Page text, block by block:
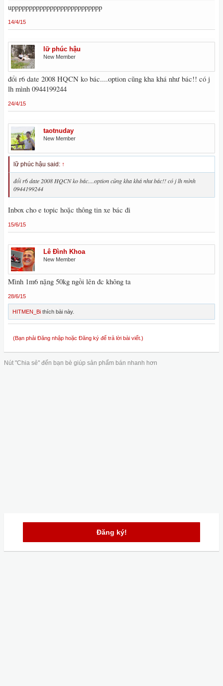
upppppppppppppppppppppppppp
14/4/15
lữ phúc hậu
New Member
đổi r6 date 2008 HQCN ko bác....option cũng kha khá như bác!! có j
lh mình 0944199244
24/4/15
taotnuday
New Member
lữ phúc hậu said: ↑
đổi r6 date 2008 HQCN ko bác....option cũng kha khá như bác!! có j lh mình
0944199244
Inbox cho e topic hoặc thông tin xe bác đi
15/6/15
Lê Đình Khoa
New Member
Mình 1m6 nặng 50kg ngồi lên đc không ta
28/6/15
HITMEN_Bi thích bài này.
(Bạn phải Đăng nhập hoặc Đăng ký để trả lời bài viết.)
Nút "Chia sẻ" đến bạn bè giúp sản phẩm bán nhanh hơn
Đăng ký!